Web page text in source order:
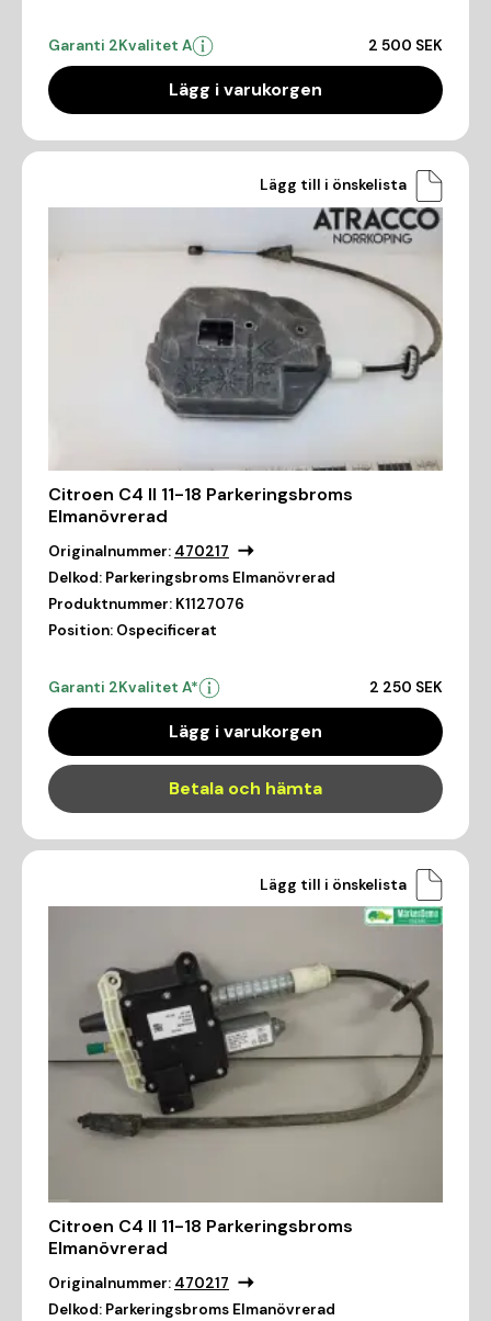
Garanti 2Kvalitet A 2 500 SEK
Lägg i varukorgen
Lägg till i önskelista
Citroen C4 II 11-18 Parkeringsbroms
Elmanövrerad
Originalnummer: 470217
Delkod: Parkeringsbroms Elmanövrerad
Produktnummer: K1127076
Position: Ospecificerat
Garanti 2Kvalitet A* 2 250 SEK
Lägg i varukorgen
Betala och hämta
Lägg till i önskelista
Citroen C4 II 11-18 Parkeringsbroms
Elmanövrerad
Originalnummer: 470217
Delkod: Parkeringsbroms Elmanövrerad